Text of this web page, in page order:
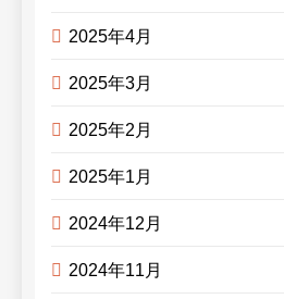
2025年4月
2025年3月
2025年2月
2025年1月
2024年12月
2024年11月